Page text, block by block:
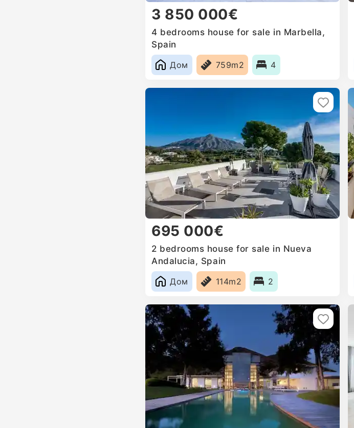
3 850 000€
4 bedrooms house for sale in Marbella,
Spain
Дом
759m2 4
695 000€
2 bedrooms house for sale in Nueva
Andalucia, Spain
Дом
114m2 2